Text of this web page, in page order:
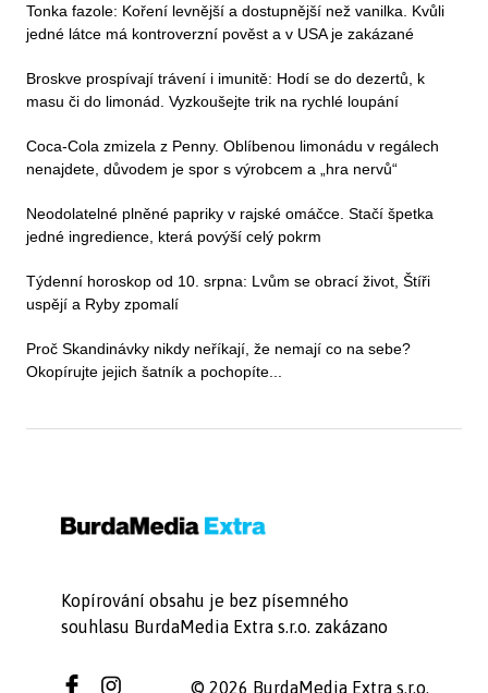
Tonka fazole: Koření levnější a dostupnější než vanilka. Kvůli
jedné látce má kontroverzní pověst a v USA je zakázané
Broskve prospívají trávení i imunitě: Hodí se do dezertů, k
masu či do limonád. Vyzkoušejte trik na rychlé loupání
Coca-Cola zmizela z Penny. Oblíbenou limonádu v regálech
nenajdete, důvodem je spor s výrobcem a „hra nervů“
Neodolatelné plněné papriky v rajské omáčce. Stačí špetka
jedné ingredience, která povýší celý pokrm
Týdenní horoskop od 10. srpna: Lvům se obrací život, Štíři
uspějí a Ryby zpomalí
Proč Skandinávky nikdy neříkají, že nemají co na sebe?
Okopírujte jejich šatník a pochopíte...
Kopírování obsahu je bez písemného
souhlasu BurdaMedia Extra s.r.o. zakázano
© 2026 BurdaMedia Extra s.r.o.